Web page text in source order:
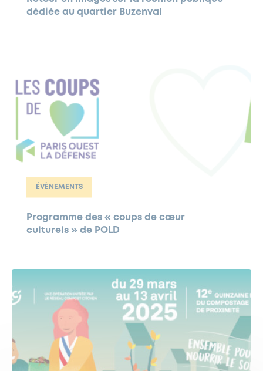
dédiée au quartier Buzenval
ÉVÈNEMENTS
Programme des « coups de cœur
culturels » de POLD